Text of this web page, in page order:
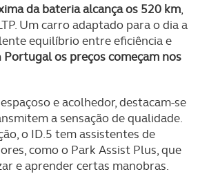
da bateria alcança os 520 km,
Um carro adaptado para o dia a
equilíbrio entre eficiência e
Portugal os preços começam nos
e acolhedor, destacam-se
a sensação de qualidade.
o ID.5 tem assistentes de
como o Park Assist Plus, que
e aprender certas manobras.